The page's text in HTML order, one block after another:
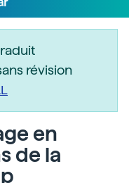
révision
en
de la